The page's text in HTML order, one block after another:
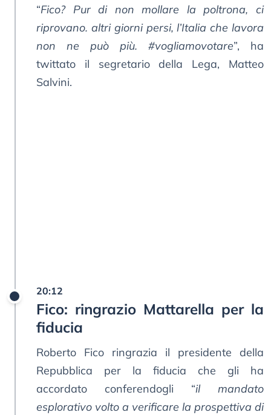
“Fico? Pur di non mollare la poltrona, ci
riprovano. altri giorni persi, l’Italia che lavora
non ne può più. #vogliamovotare”, ha
twittato il segretario della Lega, Matteo
Salvini.
20:12
Fico: ringrazio Mattarella per la
fiducia
Roberto Fico ringrazia il presidente della
Repubblica per la fiducia che gli ha
accordato conferendogli “il mandato
esplorativo volto a verificare la prospettiva di